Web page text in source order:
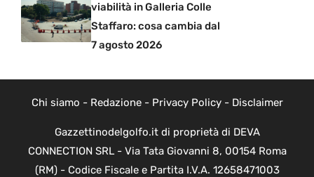
viabilità in Galleria Colle
Staffaro: cosa cambia dal
7 agosto 2026
Chi siamo - Redazione- Privacy Policy- Disclaimer
Gazzettinodelgolfo.it di proprietà di DEVA
CONNECTION SRL - Via Tata Giovanni 8, 00154 Roma
(RM) - Codice Fiscale e Partita I.V.A. 12658471003